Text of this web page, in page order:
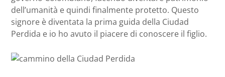
dell’umanità e quindi finalmente protetto. Questo
signore è diventata la prima guida della Ciudad
Perdida e io ho avuto il piacere di conoscere il figlio.